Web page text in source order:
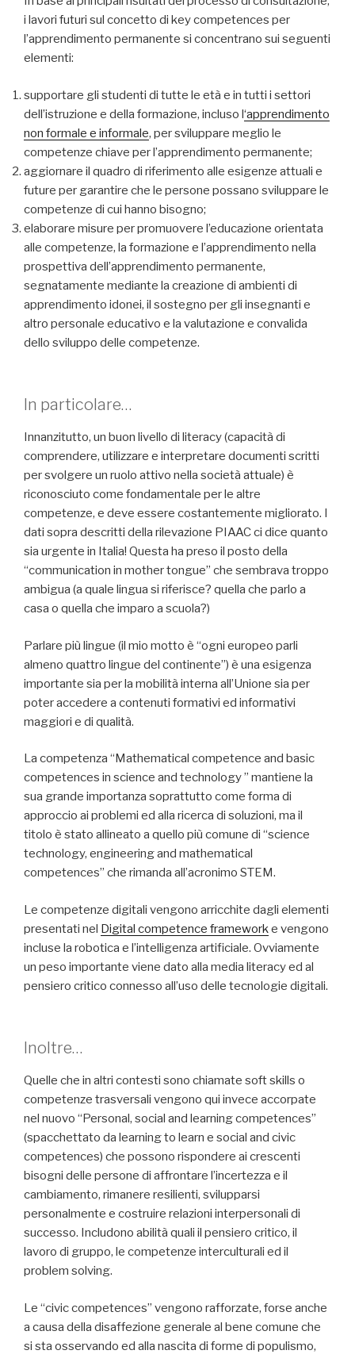
i lavori futuri sul concetto di key competences per
l’apprendimento permanente si concentrano sui seguenti
elementi:
supportare gli studenti di tutte le età e in tutti i settori
dell’istruzione e della formazione, incluso l‘apprendimento
non formale e informale, per sviluppare meglio le
competenze chiave per l’apprendimento permanente;
aggiornare il quadro di riferimento alle esigenze attuali e
future per garantire che le persone possano sviluppare le
competenze di cui hanno bisogno;
elaborare misure per promuovere l’educazione orientata
alle competenze, la formazione e l’apprendimento nella
prospettiva dell’apprendimento permanente,
segnatamente mediante la creazione di ambienti di
apprendimento idonei, il sostegno per gli insegnanti e
altro personale educativo e la valutazione e convalida
dello sviluppo delle competenze.
In particolare…
Innanzitutto, un buon livello di literacy (capacità di
comprendere, utilizzare e interpretare documenti scritti
per svolgere un ruolo attivo nella società attuale) è
riconosciuto come fondamentale per le altre
competenze, e deve essere costantemente migliorato. I
dati sopra descritti della rilevazione PIAAC ci dice quanto
sia urgente in Italia! Questa ha preso il posto della
“communication in mother tongue” che sembrava troppo
ambigua (a quale lingua si riferisce? quella che parlo a
casa o quella che imparo a scuola?)
Parlare più lingue (il mio motto è “ogni europeo parli
almeno quattro lingue del continente”) è una esigenza
importante sia per la mobilità interna all’Unione sia per
poter accedere a contenuti formativi ed informativi
maggiori e di qualità.
La competenza “Mathematical competence and basic
competences in science and technology ” mantiene la
sua grande importanza soprattutto come forma di
approccio ai problemi ed alla ricerca di soluzioni, ma il
titolo è stato allineato a quello più comune di “science
technology, engineering and mathematical
competences” che rimanda all’acronimo STEM.
Le competenze digitali vengono arricchite dagli elementi
presentati nel Digital competence frameworke vengono
incluse la robotica e l’intelligenza artificiale. Ovviamente
un peso importante viene dato alla media literacy ed al
pensiero critico connesso all’uso delle tecnologie digitali.
Inoltre…
Quelle che in altri contesti sono chiamate soft skills o
competenze trasversali vengono qui invece accorpate
nel nuovo “Personal, social and learning competences”
(spacchettato da learning to learn e social and civic
competences) che possono rispondere ai crescenti
bisogni delle persone di affrontare l’incertezza e il
cambiamento, rimanere resilienti, svilupparsi
personalmente e costruire relazioni interpersonali di
successo. Includono abilità quali il pensiero critico, il
lavoro di gruppo, le competenze interculturali ed il
problem solving.
Le “civic competences” vengono rafforzate, forse anche
a causa della disaffezione generale al bene comune che
si sta osservando ed alla nascita di forme di populismo,